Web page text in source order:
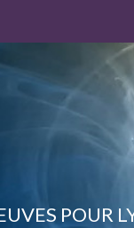
POUR